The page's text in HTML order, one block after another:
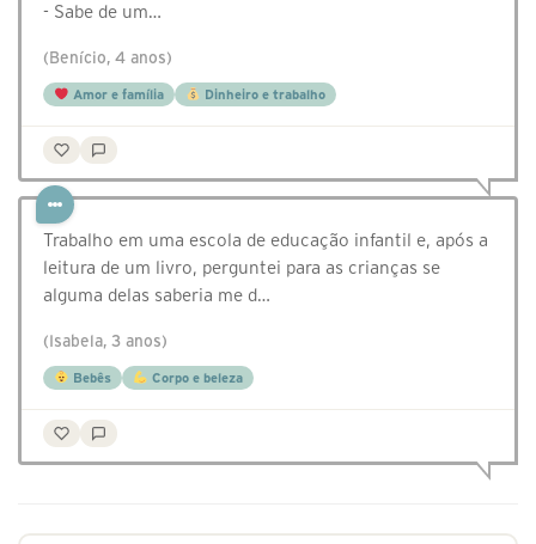
- Sabe de um…
(Benício, 4 anos)
Amor e família Dinheiro e trabalho
Trabalho em uma escola de educação infantil e, após a
leitura de um livro, perguntei para as crianças se
alguma delas saberia me d…
(Isabela, 3 anos)
Bebês Corpo e beleza